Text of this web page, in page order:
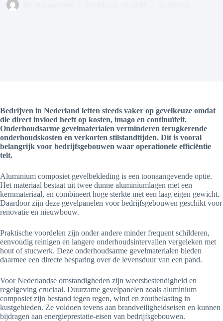
Bedrijven in Nederland letten steeds vaker op gevelkeuze omdat
die direct invloed heeft op kosten, imago en continuïteit.
Onderhoudsarme gevelmaterialen verminderen terugkerende
onderhoudskosten en verkorten stilstandtijden. Dit is vooral
belangrijk voor bedrijfsgebouwen waar operationele efficiëntie
telt.
Aluminium composiet gevelbekleding is een toonaangevende optie.
Het materiaal bestaat uit twee dunne aluminiumlagen met een
kernmateriaal, en combineert hoge sterkte met een laag eigen gewicht.
Daardoor zijn deze gevelpanelen voor bedrijfsgebouwen geschikt voor
renovatie en nieuwbouw.
Praktische voordelen zijn onder andere minder frequent schilderen,
eenvoudig reinigen en langere onderhoudsintervallen vergeleken met
hout of stucwerk. Deze onderhoudsarme gevelmaterialen bieden
daarmee een directe besparing over de levensduur van een pand.
Voor Nederlandse omstandigheden zijn weersbestendigheid en
regelgeving cruciaal. Duurzame gevelpanelen zoals aluminium
composiet zijn bestand tegen regen, wind en zoutbelasting in
kustgebieden. Ze voldoen tevens aan brandveiligheidseisen en kunnen
bijdragen aan energieprestatie-eisen van bedrijfsgebouwen.